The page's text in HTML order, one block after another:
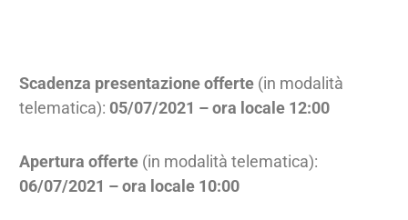
Scadenza presentazione offerte(in modalità
telematica): 05/07/2021 – ora locale 12:00
Apertura offerte(in modalità telematica):
06/07/2021 – ora locale 10:00